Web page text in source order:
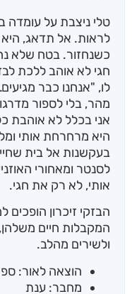
טלי ניצבת על עומדה
לראות. אל תדאג,
כשנחזור. בטח שלא
חגי לא אוהב ללכת
לו, "אנחנו כבר
מהר, בלי לספור
אני בכלל לא אוהבת
היא מרחרחת אותי
בעקשנות אל בית
לסנטר ומאחורי
אותי, לא רק את חגי.
הבזקי זיכרון הופכים
המקבלות חיים
ולשירים מהלב.
הוצאה לאור:
מחבר: ענת